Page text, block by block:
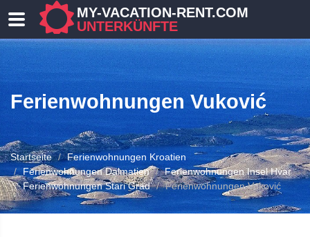
MY-VACATION-RENT.COM
UNTERKÜNFTE
Ferienwohnungen Vuković
Startseite
Ferienwohnungen Kroatien
Ferienwohnungen Dalmatien
Ferienwohnungen Insel Hvar
Ferienwohnungen Stari Grad
Ferienwohnungen Vuković